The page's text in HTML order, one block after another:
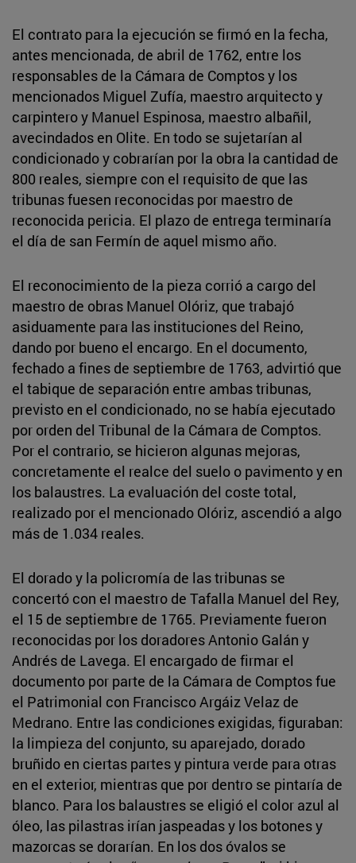
El contrato para la ejecución se firmó en la fecha,
antes mencionada, de abril de 1762, entre los
responsables de la Cámara de Comptos y los
mencionados Miguel Zufía, maestro arquitecto y
carpintero y Manuel Espinosa, maestro albañil,
avecindados en Olite. En todo se sujetarían al
condicionado y cobrarían por la obra la cantidad de
800 reales, siempre con el requisito de que las
tribunas fuesen reconocidas por maestro de
reconocida pericia. El plazo de entrega terminaría
el día de san Fermín de aquel mismo año.
El reconocimiento de la pieza corrió a cargo del
maestro de obras Manuel Olóriz, que trabajó
asiduamente para las instituciones del Reino,
dando por bueno el encargo. En el documento,
fechado a fines de septiembre de 1763, advirtió que
el tabique de separación entre ambas tribunas,
previsto en el condicionado, no se había ejecutado
por orden del Tribunal de la Cámara de Comptos.
Por el contrario, se hicieron algunas mejoras,
concretamente el realce del suelo o pavimento y en
los balaustres. La evaluación del coste total,
realizado por el mencionado Olóriz, ascendió a algo
más de 1.034 reales.
El dorado y la policromía de las tribunas se
concertó con el maestro de Tafalla Manuel del Rey,
el 15 de septiembre de 1765. Previamente fueron
reconocidas por los doradores Antonio Galán y
Andrés de Lavega. El encargado de firmar el
documento por parte de la Cámara de Comptos fue
el Patrimonial con Francisco Argáiz Velaz de
Medrano. Entre las condiciones exigidas, figuraban:
la limpieza del conjunto, su aparejado, dorado
bruñido en ciertas partes y pintura verde para otras
en el exterior, mientras que por dentro se pintaría de
blanco. Para los balaustres se eligió el color azul al
óleo, las pilastras irían jaspeadas y los botones y
mazorcas se dorarían. En los dos óvalos se